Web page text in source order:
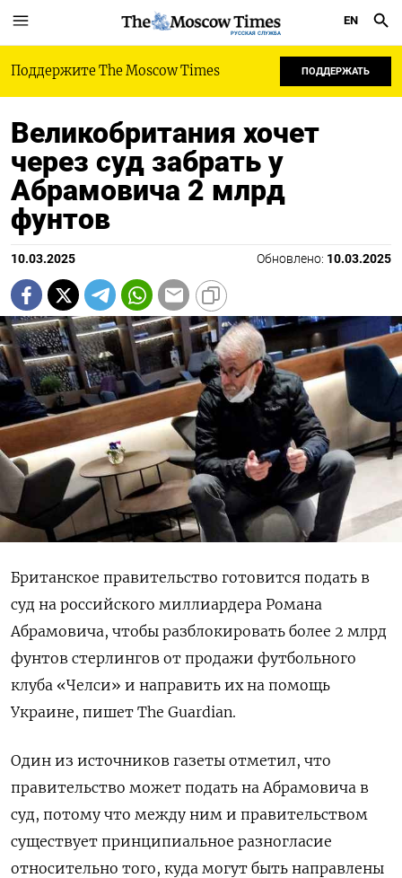
РУССКАЯ СЛУЖБА
EN
Поддержите The Moscow Times ПОДДЕРЖАТЬ
Великобритания хочет
через суд забрать у
Абрамовича 2 млрд
фунтов
10.03.2025 Обновлено: 10.03.2025
Британское правительство готовится подать в
суд на российского миллиардера Романа
Абрамовича, чтобы разблокировать более 2 млрд
фунтов стерлингов от продажи футбольного
клуба «Челси» и направить их на помощь
Украине, пишет The Guardian.
Один из источников газеты отметил, что
правительство может подать на Абрамовича в
суд, потому что между ним и правительством
существует принципиальное разногласие
относительно того, куда могут быть направлены